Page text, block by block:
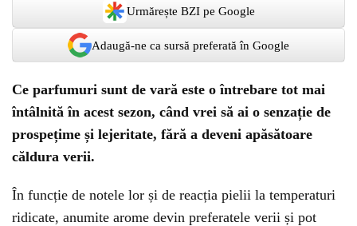
Urmărește BZI pe Google
Adaugă-ne ca sursă preferată în Google
Ce parfumuri sunt de vară este o întrebare tot mai
întâlnită în acest sezon, când vrei să ai o senzație de
prospețime și lejeritate, fără a deveni apăsătoare
căldura verii.
În funcție de notele lor și de reacția pielii la temperaturi
ridicate, anumite arome devin preferatele verii și pot